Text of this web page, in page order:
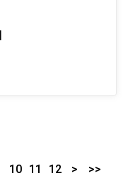
10 11 12 > >>